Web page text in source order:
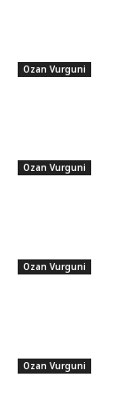
Ozan Vurguni
Ozan Vurguni
Ozan Vurguni
Ozan Vurguni